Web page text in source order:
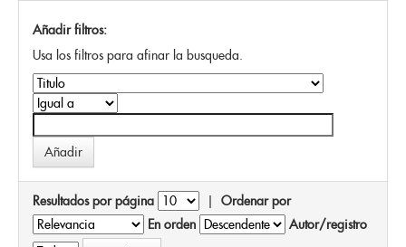
Añadir filtros:
Usa los filtros para afinar la busqueda.
Resultados por página | Ordenar por
En orden
Autor/registro